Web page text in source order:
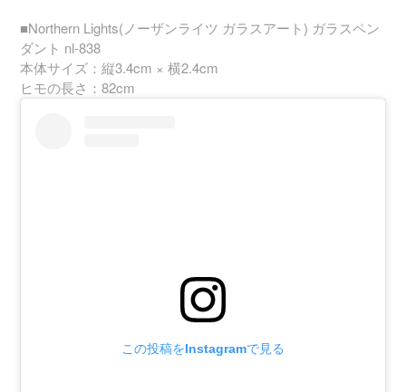
■Northern Lights(ノーザンライツ ガラスアート) ガラスペン
ダント nl-838
本体サイズ：縦3.4cm × 横2.4cm
ヒモの長さ：82cm
この投稿をInstagramで見る